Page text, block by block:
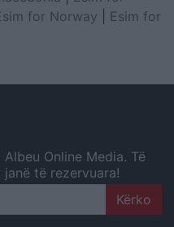
for Norway
Esim for
Online Media. Të
të rezervuara!